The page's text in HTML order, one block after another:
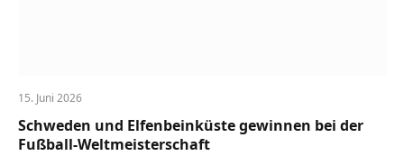
15. Juni 2026
Schweden und Elfenbeinküste gewinnen bei der
Fußball-Weltmeisterschaft